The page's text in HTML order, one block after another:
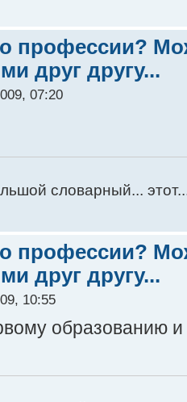
профессии?
друг другу...
07:20
словарный...
профессии?
друг другу...
10:55
образованию